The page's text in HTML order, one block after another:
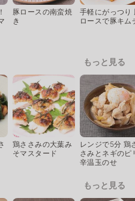
豚ロースの南蛮焼
き
手軽にがっつり
ロースで豚キム
もっと見る
鶏ささみの大葉み
そマスタード
レンジで5分 鶏
さみとネギのピ
辛温玉のせ
もっと見る